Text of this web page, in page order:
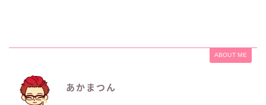
ABOUT ME
あかまつん